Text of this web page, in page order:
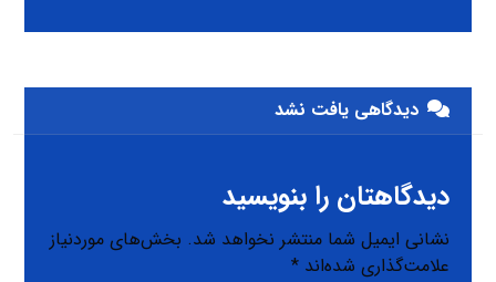
دیدگاهی یافت نشد
دیدگاهتان را بنویسید
نشانی ایمیل شما منتشر نخواهد شد. بخش‌های موردنیاز
علامت‌گذاری شده‌اند*